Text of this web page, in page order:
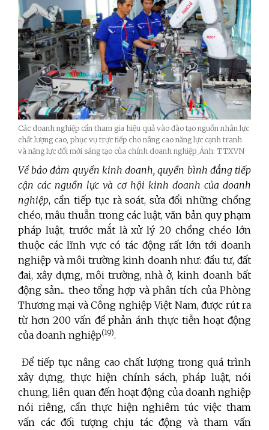
Các doanh nghiệp cần tham gia hiệu quả vào đào tạo nguồn nhân lực
chất lượng cao, phục vụ trực tiếp cho nâng cao năng lực cạnh tranh
và năng lực đổi mới sáng tạo của chính doanh nghiệp_Ảnh: TTXVN
Về bảo đảm quyền kinh doanh, quyền bình đẳng tiếp
cận các nguồn lực và cơ hội kinh doanh của doanh
nghiệp, cần tiếp tục rà soát, sửa đổi những chồng
chéo, mâu thuẫn trong các luật, văn bản quy phạm
pháp luật, trước mắt là xử lý 20 chồng chéo lớn
thuộc các lĩnh vực có tác động rất lớn tới doanh
nghiệp và môi trường kinh doanh như: đầu tư, đất
đai, xây dựng, môi trường, nhà ở, kinh doanh bất
động sản... theo tổng hợp và phân tích của Phòng
Thương mại và Công nghiệp Việt Nam, được rút ra
từ hơn 200 vấn đề phản ánh thực tiễn hoạt động
của doanh nghiệp(19).
Để tiếp tục nâng cao chất lượng trong quá trình
xây dựng, thực hiện chính sách, pháp luật, nói
chung, liên quan đến hoạt động của doanh nghiệp
nói riêng, cần thực hiện nghiêm túc việc tham
vấn các đối tượng chịu tác động và tham vấn